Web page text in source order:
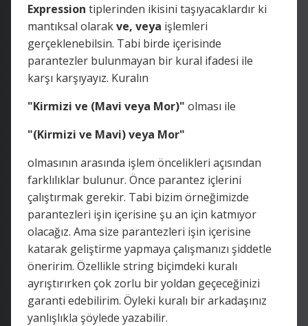
Expression tiplerinden ikisini taşıyacaklardır ki
mantıksal olarakve, veya işlemleri
gerçeklenebilsin. Tabi birde içerisinde
parantezler bulunmayan bir kural ifadesi ile
karşı karşıyayız. Kuralın
"Kirmizi ve (Mavi veya Mor)" olması ile
"(Kirmizi ve Mavi) veya Mor"
olmasının arasında işlem öncelikleri açısından
farklılıklar bulunur. Önce parantez içlerini
çalıştırmak gerekir. Tabi bizim örneğimizde
parantezleri işin içerisine şu an için katmıyor
olacağız. Ama size parantezleri işin içerisine
katarak geliştirme yapmaya çalışmanızı şiddetle
öneririm. Özellikle string biçimdeki kuralı
ayrıştırırken çok zorlu bir yoldan geçeceğinizi
garanti edebilirim. Öyleki kuralı bir arkadaşınız
yanlışlıkla şöylede yazabilir.